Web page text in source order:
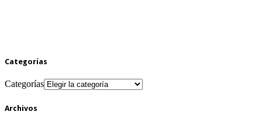
Categorías
Categorías
Archivos